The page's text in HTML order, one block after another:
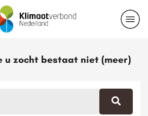
u zocht bestaat niet (meer)